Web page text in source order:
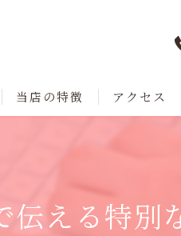
当店の特徴
卒業
アクセス
伝える特別